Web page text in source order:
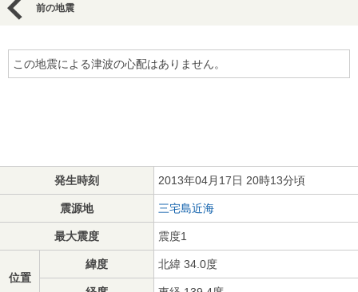
前の地震
この地震による津波の心配はありません。
発生時刻 2013年04月17日 20時13分頃
震源地 三宅島近海
最大震度 震度1
位置
緯度 北緯 34.0度